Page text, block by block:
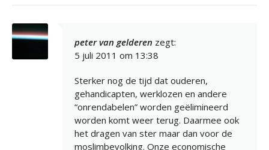
peter van gelderen zegt:
5 juli 2011 om 13:38
Sterker nog de tijd dat ouderen,
gehandicapten, werklozen en andere
“onrendabelen” worden geëlimineerd
worden komt weer terug. Daarmee ook
het dragen van ster maar dan voor de
moslimbevolking. Onze economische